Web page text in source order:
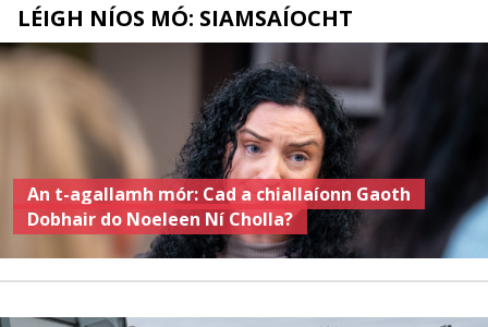
LÉIGH NÍOS MÓ: SIAMSAÍOCHT
An t-agallamh mór: Cad a chiallaíonn Gaoth
Dobhair do Noeleen Ní Cholla?